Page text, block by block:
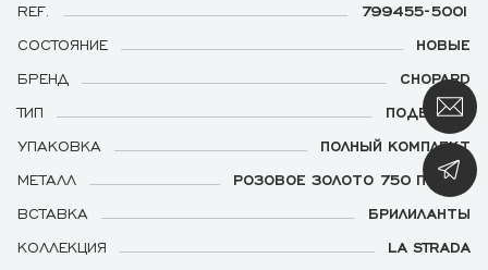
REF.
799455-5001
СОСТОЯНИЕ
НОВЫЕ
БРЕНД
CHOPARD
ТИП
ПОДВЕСКА
УПАКОВКА
ПОЛНЫЙ КОМПЛЕКТ
МЕТАЛЛ
РОЗОВОЕ ЗОЛОТО 750 ПРОБЫ
ВСТАВКА
БРИЛИЛАНТЫ
КОЛЛЕКЦИЯ
LA STRADA